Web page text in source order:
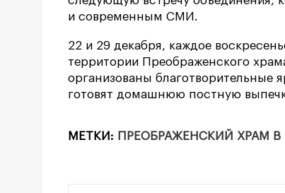
и современным СМИ.
22 и 29 декабря, каждое
территории Преображенского
организованы благотворительные
готовят домашнюю постную
МЕТКИ: ПРЕОБРАЖЕНСКИЙ ХРАМ В